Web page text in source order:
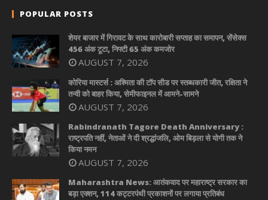
POPULAR POSTS
शेयर बाजार में गिरावट के साथ कारोबारी सप्ताह का समापन, सेंसेक्स
456 अंक टूटा, निफ्टी 65 अंक कमजोर
AUGUST 7, 2026
कोरिया मास्टर्स : अश्मिता की टॉप सीड पर स्तब्धकारी जीत, रक्षिता ने
तन्वी को बाहर किया, सेमीफाइनल में आमने-सामने
AUGUST 7, 2026
Rabindranath Tagore Death Anniversary :
राष्ट्रपति नहीं, नेताओं ने दी श्रद्धांजलि, ओम बिड़ला से योगी तक ने
किया नमन
AUGUST 7, 2026
Maharashtra News: आतंकवाद पर महाराष्ट्र सरकार का
बड़ा एक्शन, 114 कट्टरपंथी प्रकाशनों पर लगाया प्रतिबंध